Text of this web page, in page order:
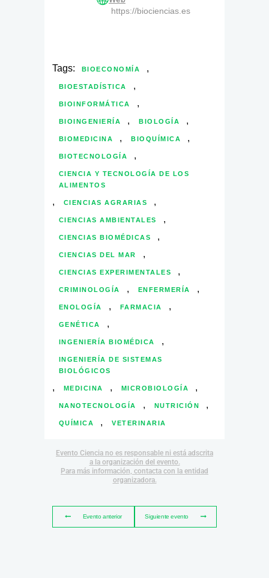
https://biociencias.es
Tags: BIOECONOMÍA ,
BIOESTADÍSTICA ,
BIOINFORMÁTICA ,
BIOINGENIERÍA , BIOLOGÍA ,
BIOMEDICINA , BIOQUÍMICA ,
BIOTECNOLOGÍA ,
CIENCIA Y TECNOLOGÍA DE LOS
ALIMENTOS
, CIENCIAS AGRARIAS ,
CIENCIAS AMBIENTALES ,
CIENCIAS BIOMÉDICAS ,
CIENCIAS DEL MAR ,
CIENCIAS EXPERIMENTALES ,
CRIMINOLOGÍA , ENFERMERÍA ,
ENOLOGÍA , FARMACIA ,
GENÉTICA ,
INGENIERÍA BIOMÉDICA ,
INGENIERÍA DE SISTEMAS
BIOLÓGICOS
, MEDICINA , MICROBIOLOGÍA ,
NANOTECNOLOGÍA , NUTRICIÓN ,
QUÍMICA , VETERINARIA
Evento Ciencia no es responsable ni está adscrita
a la organización del evento.
Para más información, contacta con la entidad
organizadora.
Evento anterior Siguiente evento